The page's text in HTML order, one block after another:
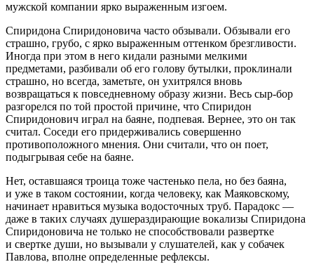
мужской компании ярко выраженным изгоем.
Спиридона Спиридоновича часто обзывали. Обзывали его
страшно, грубо, с ярко выраженным оттенком брезгливости.
Иногда при этом в него кидали разными мелкими
предметами, разбивали об его голову бутылки, проклинали
страшно, но всегда, заметьте, он ухитрялся вновь
возвращаться к повседневному образу жизни. Весь сыр-бор
разгорелся по той простой причине, что Спиридон
Спиридонович играл на баяне, подпевая. Вернее, это он так
считал. Соседи его придерживались совершенно
противоположного мнения. Они считали, что он поет,
подыгрывая себе на баяне.
Нет, оставшаяся троица тоже частенько пела, но без баяна,
и уже в таком состоянии, когда человеку, как Маяковскому,
начинает нравиться музыка водосточных труб. Парадокс —
даже в таких случаях душераздирающие вокализы Спиридона
Спиридоновича не только не способствовали развертке
и свертке души, но вызывали у слушателей, как у собачек
Павлова, вполне определенные рефлексы.